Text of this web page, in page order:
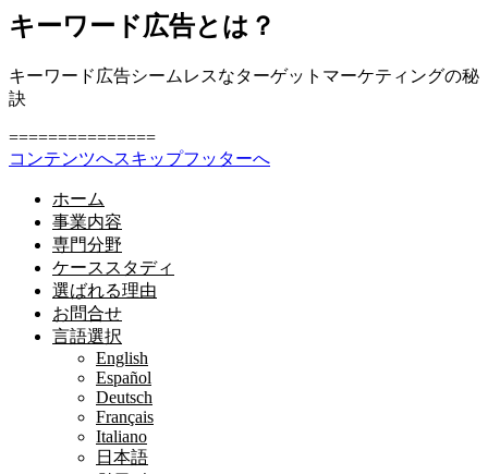
キーワード広告とは？
キーワード広告シームレスなターゲットマーケティングの秘
訣
===============
コンテンツへスキップフッターへ
ホーム
事業内容
専門分野
ケーススタディ
選ばれる理由
お問合せ
言語選択
English
Español
Deutsch
Français
Italiano
日本語